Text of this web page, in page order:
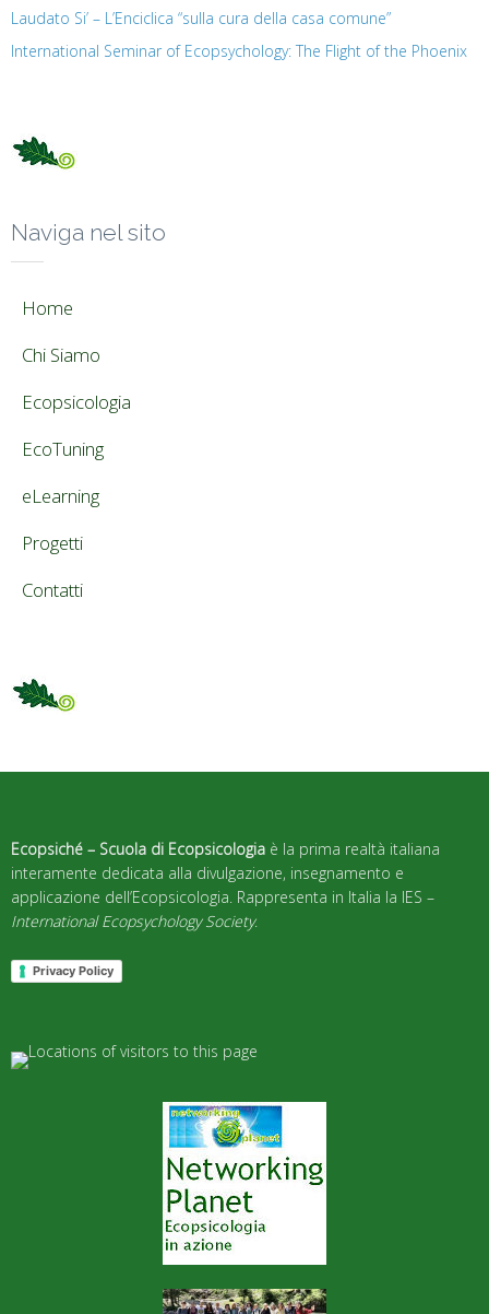
Laudato Si’ – L’Enciclica “sulla cura della casa comune”
International Seminar of Ecopsychology: The Flight of the Phoenix
Naviga nel sito
Home
Chi Siamo
Ecopsicologia
EcoTuning
eLearning
Progetti
Contatti
Ecopsiché – Scuola di Ecopsicologia è la prima realtà italiana
interamente dedicata alla divulgazione, insegnamento e
applicazione dell’Ecopsicologia. Rappresenta in Italia la IES –
International Ecopsychology Society.
Privacy Policy